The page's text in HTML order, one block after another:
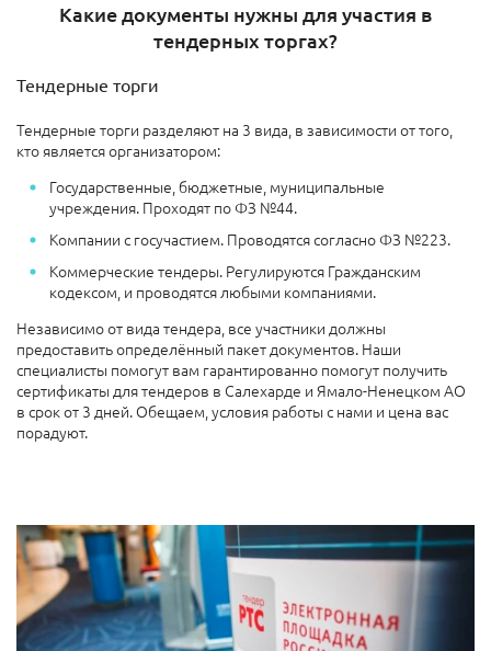
Какие документы нужны для участия в
тендерных торгах?
Тендерные торги
Тендерные торги разделяют на 3 вида, в зависимости от того,
кто является организатором:
Государственные, бюджетные, муниципальные
учреждения. Проходят по ФЗ №44.
Компании с госучастием. Проводятся согласно ФЗ №223.
Коммерческие тендеры. Регулируются Гражданским
кодексом, и проводятся любыми компаниями.
Независимо от вида тендера, все участники должны
предоставить определённый пакет документов. Наши
специалисты помогут вам гарантированно помогут получить
сертификаты для тендеров в Салехарде и Ямало-Ненецком АО
в срок от 3 дней. Обещаем, условия работы с нами и цена вас
порадуют.